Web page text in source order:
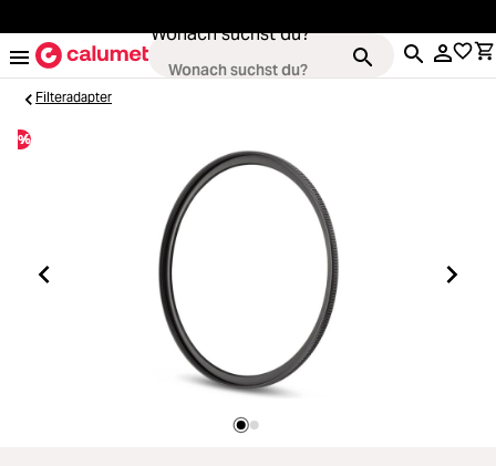
Wonach suchst du?
Objektive
Loading...
Video & Drohnen
Stative & Gimbals
Filteradapter
%